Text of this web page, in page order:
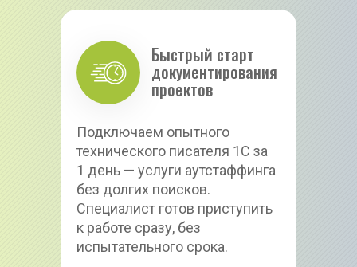
Быстрый старт
документирования
проектов
Подключаем опытного
технического писателя 1С за
1 день — услуги аутстаффинга
без долгих поисков.
Специалист готов приступить
к работе сразу, без
испытательного срока.